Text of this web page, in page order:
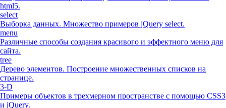
html5.
select
Выборка данных. Множество примеров jQuery select.
menu
Различные способы создания красивого и эффектного меню для
сайта.
tree
Дерево элементов. Построение множественных списков на
странице.
3-D
Примеры объектов в трехмерном пространстве с помощью CSS3
и jQuery.